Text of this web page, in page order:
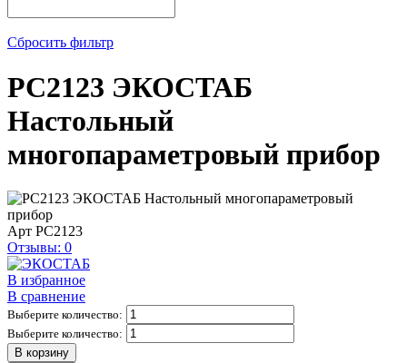
Сбросить фильтр
PC2123 ЭКОСТАБ
Настольный
многопараметровый прибор
Арт PC2123
Отзывы: 0
В избранное
В сравнение
Выберите количество:
Выберите количество:
В корзину